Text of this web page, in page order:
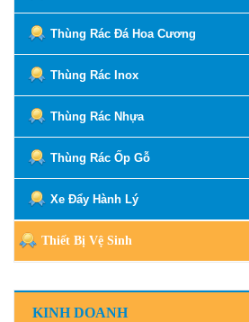
Thùng Rác Đá Hoa Cương
Thùng Rác Inox
Thùng Rác Nhựa
Thùng Rác Ốp Gỗ
Xe Đẩy Hành Lý
Thiết Bị Vệ Sinh
KINH DOANH